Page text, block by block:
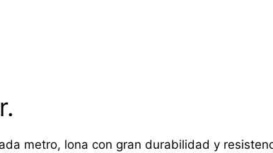
metro, lona con gran durabilidad y